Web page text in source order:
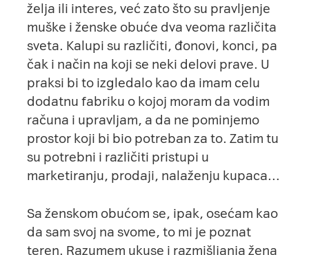
želja ili interes, već zato što su pravljenje
muške i ženske obuće dva veoma različita
sveta. Kalupi su različiti, đonovi, konci, pa
čak i način na koji se neki delovi prave. U
praksi bi to izgledalo kao da imam celu
dodatnu fabriku o kojoj moram da vodim
računa i upravljam, a da ne pominjemo
prostor koji bi bio potreban za to. Zatim tu
su potrebni i različiti pristupi u
marketiranju, prodaji, nalaženju kupaca…
Sa ženskom obućom se, ipak, osećam kao
da sam svoj na svome, to mi je poznat
teren. Razumem ukuse i razmišljanja žena